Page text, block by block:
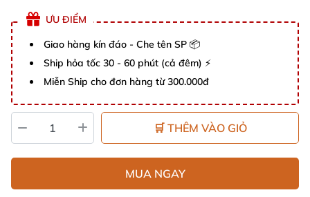
ƯU ĐIỂM
Giao hàng kín đáo - Che tên SP 📦
Ship hỏa tốc 30 - 60 phút (cả đêm) ⚡
Miễn Ship cho đơn hàng từ 300.000đ
🛒 THÊM VÀO GIỎ
MUA NGAY